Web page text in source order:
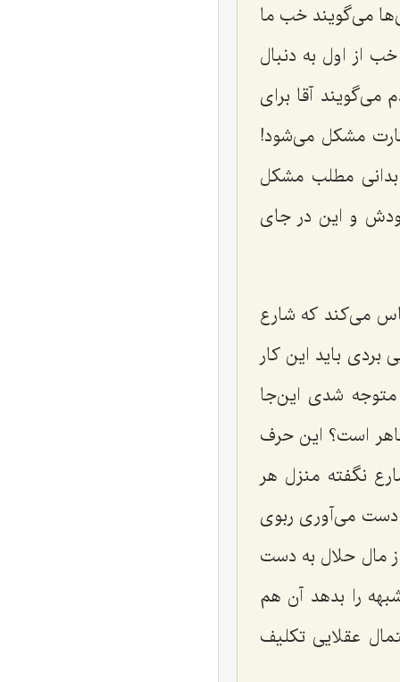
می‌گویند خب ما
از اول به دنبال
می‌گویند آقا برای
مشکل می‌شود!
مطلب مشکل
و این در جای
می‌کند که شارع
باید این کار
متوجه شدی این‌جا
است؟ این حرف
نگفته منزل هر
دست می‌آوری ربوی
مال حلال به دست
را بدهد آن هم
عقلایی تکلیف